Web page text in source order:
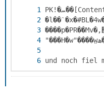
und noch fiel